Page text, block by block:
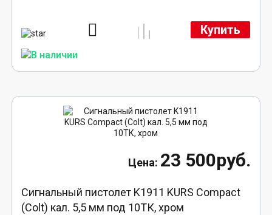
Купить
23 500руб.
Сигнальный пистолет K1911 KURS Compact
(Colt) кал. 5,5 мм под 10ТК, хром